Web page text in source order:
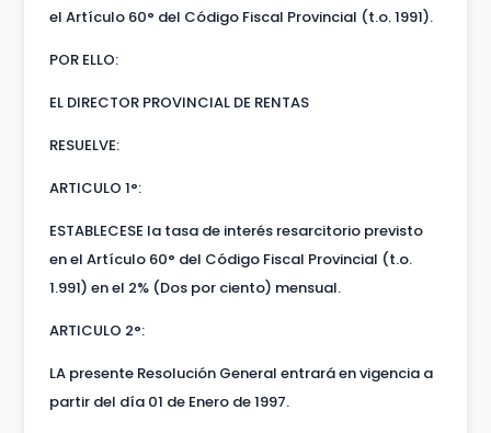
el Artículo 60° del Código Fiscal Provincial (t.o. 1991).
POR ELLO:
EL DIRECTOR PROVINCIAL DE RENTAS
RESUELVE:
ARTICULO 1°:
ESTABLECESE la tasa de interés resarcitorio previsto
en el Artículo 60° del Código Fiscal Provincial (t.o.
1.991) en el 2% (Dos por ciento) mensual.
ARTICULO 2°:
LA presente Resolución General entrará en vigencia a
partir del día 01 de Enero de 1997.